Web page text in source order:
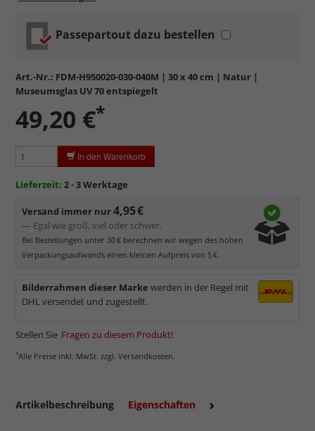
Entspiegelung
2 mm Weißglasmit optimalen70% UV-Schutz
Bester Kompromiss aus
Maximale Transparenzund interferenzoptische
Entspiegelung
Brillante Farbtreue
Ca. 98% Lichtdurchlässigkeit
Passepartout dazu bestellen
Art.-Nr.: FDM-H950020-030-040M | 30 x 40 cm | Natur |
Museumsglas UV 70 entspiegelt
49,20 €*
In den Warenkorb
Lieferzeit: 2 - 3 Werktage
Versand immer nur4,95 €
— Egal wie groß, viel oder schwer.
Bei Bestellungen unter 30 € berechnen wir wegen des hohen
Verpackungsaufwands einen kleinen Aufpreis von 5 €.
Bilderrahmen dieser Marke werden in der Regel mit
DHL versendet und zugestellt.
Stellen Sie Fragen zu diesem Produkt!
*Alle Preise inkl. MwSt. zzgl. Versandkosten.
Artikelbeschreibung Eigenschaften